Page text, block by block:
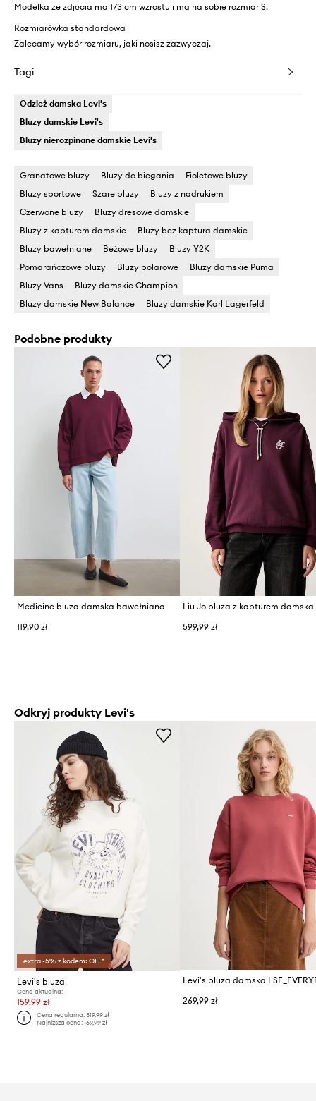
Modelka ze zdjęcia ma 173 cm wzrostu i ma na sobie rozmiar S.
Rozmiarówka standardowa
Zalecamy wybór rozmiaru, jaki nosisz zazwyczaj.
Tagi
Odzież damska Levi's
Bluzy damskie Levi's
Bluzy nierozpinane damskie Levi's
Granatowe bluzy Bluzy do biegania
Fioletowe bluzy
Bluzy sportowe
Szare bluzy
Bluzy z nadrukiem
Czerwone bluzy
Bluzy dresowe damskie
Bluzy z kapturem damskie
Bluzy bez kaptura damskie
Bluzy bawełniane
Beżowe bluzy
Bluzy Y2K
Pomarańczowe bluzy
Bluzy polarowe
Bluzy damskie Puma
Bluzy Vans
Bluzy damskie Champion
Bluzy damskie New Balance
Bluzy damskie Karl Lagerfeld
Podobne produkty
Medicine bluza damska bawełniana
119,90 zł
599,99 zł
Odkryj produkty Levi's
extra -5% z kodem: OFF*
Levi's bluza
Cena aktualna:
159,99 zł
Cena regularna:319,99 zł
Najniższa cena:169,99 zł
Levi's bluza damska
269,99 zł